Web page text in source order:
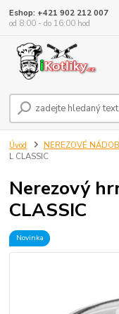
Eshop: +421 902 212 007
od 8:00 - do 16:00 hod
Úvod NEREZOVÉ
L CLASSIC
Nerezový
CLASSIC
Novinka